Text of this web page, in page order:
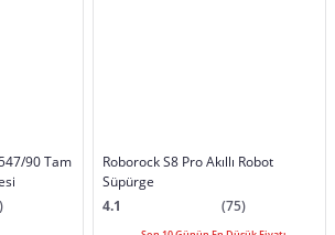
90 Tam
Roborock S8 Pro Akıllı Robot
Süpürge
4.1
(75)